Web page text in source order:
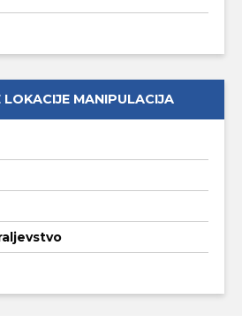
LOKACIJE MANIPULACIJA